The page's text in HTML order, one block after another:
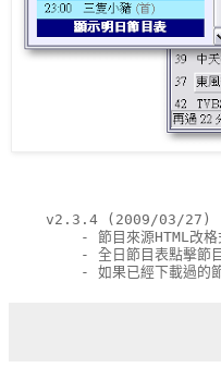
    v2.3.4 (2009/03/27)
- 節目來源HTML改
- 全日節目表點擊節
- 如果已經下載過的